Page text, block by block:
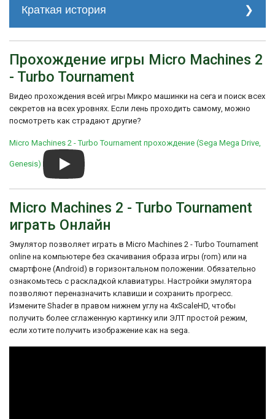
UP, DOWN, A, B, LEFT, RIGHT и затем
нажмите и удерживайте C. (В паузе)
Краткая история
препятствиями и режимы соревнований.
Кроме того, игроки могли выбирать из
различных типов машинок, каждая из
которых имела свои особенности и
характеристики.
Micro Machines 2 - Turbo Tournament была
благодаря своей уникальной концепции,
захватывающему геймплею и
возможности играть с друзьями. Игра
стала одной из самых популярных игр на
Прохождение игры Micro Machines 2
- Turbo Tournament
Видео прохождения всей игры Микро машинки на сега и поиск всех
секретов на всех уровнях. Если лень проходить самому, можно
посмотреть как страдают другие?
Micro Machines 2 - Turbo Tournament прохождение (Sega Mega Drive,
Genesis)
Micro Machines 2 - Turbo Tournament
играть Онлайн
Эмулятор позволяет играть в Micro Machines 2 - Turbo Tournament
online на компьютере без скачивания образа игры (rom) или на
смартфоне (Android) в горизонтальном положении. Обязательно
ознакомьтесь с раскладкой клавиатуры. Настройки эмулятора
позволяют переназначить клавиши и сохранить прогресс.
Измените Shader в правом нижнем углу на 4xScaleHD, чтобы
получить более сглаженную картинку или ЭЛТ простой режим,
если хотите получить изображение как на sega.